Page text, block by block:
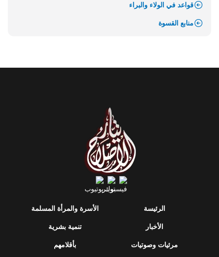
قواعد في الولاء والبراء
منابع القسوة
الرئيسة
الأخبار
مرئيات وصوتيات
الأسرة والمرأة المسلمة
تنمية بشرية
بأقلامهم